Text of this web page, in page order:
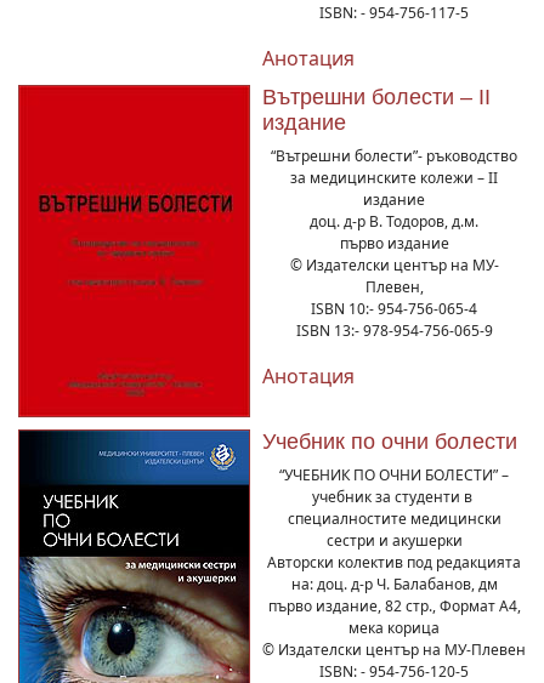
ISBN: - 954-756-117-5
Анотация
Вътрешни болести – ІІ
издание
“Вътрешни болести”- ръководство
за медицинските колежи – ІІ
издание
доц. д-р В. Тодоров, д.м.
първо издание
© Издателски център на МУ-
Плевен,
ISBN 10:- 954-756-065-4
ISBN 13:- 978-954-756-065-9
Анотация
Учебник по очни болести
“УЧЕБНИК ПО ОЧНИ БОЛЕСТИ” –
учебник за студенти в
специалностите медицински
сестри и акушерки
Авторски колектив под редакцията
на: доц. д-р Ч. Балабанов, дм
първо издание, 82 стр., Формат А4,
мека корица
© Издателски център на МУ-Плевен
ISBN: - 954-756-120-5